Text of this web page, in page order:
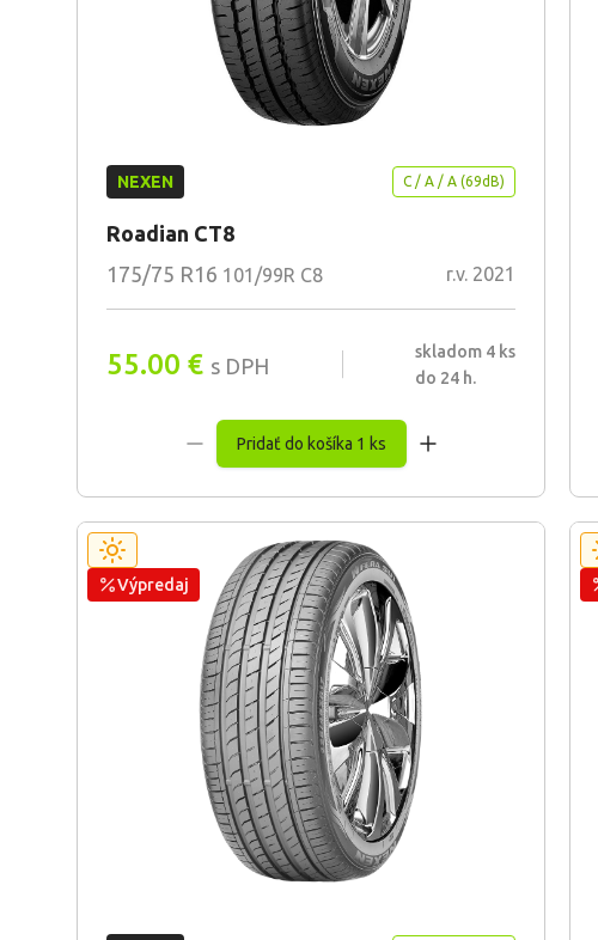
NEXEN C / A / A (69dB)
Roadian CT8
175/75 R16 101/99R C8 r.v. 2021
55.00 € s DPH
skladom 4 ks
do 24 h.
Pridať do košíka 1 ks
Výpredaj